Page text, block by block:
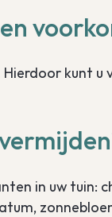
kunt u
in uw tuin: